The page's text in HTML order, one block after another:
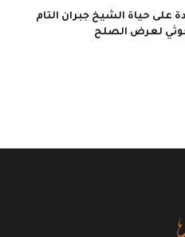
على حياة الشيخ جبران التام
لعرض الصلح